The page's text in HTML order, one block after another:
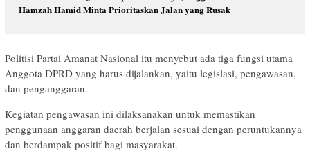
Hamzah Hamid Minta Prioritaskan Jalan yang Rusak
Politisi Partai Amanat Nasional itu menyebut ada tiga fungsi utama
Anggota DPRD yang harus dijalankan, yaitu legislasi, pengawasan,
dan penganggaran.
Kegiatan pengawasan ini dilaksanakan untuk memastikan
penggunaan anggaran daerah berjalan sesuai dengan peruntukannya
dan berdampak positif bagi masyarakat.